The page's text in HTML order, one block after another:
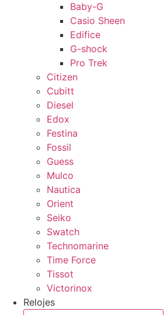
Baby-G
Casio Sheen
Edifice
G-shock
Pro Trek
Citizen
Cubitt
Diesel
Edox
Festina
Fossil
Guess
Mulco
Nautica
Orient
Seiko
Swatch
Technomarine
Time Force
Tissot
Victorinox
Relojes